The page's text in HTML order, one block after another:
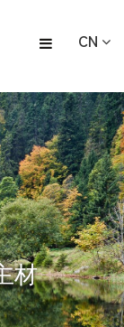
CN
材